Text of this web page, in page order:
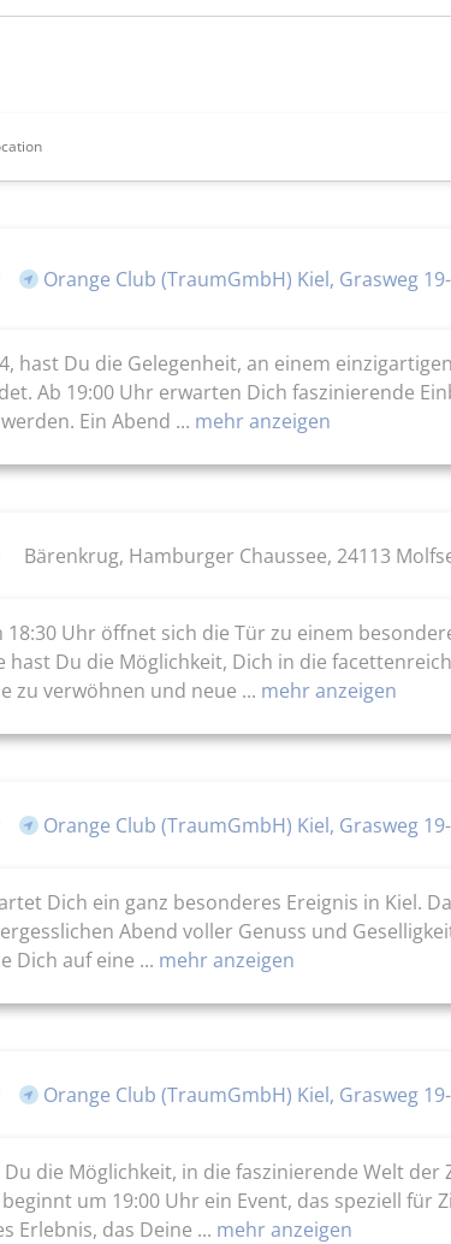
Orange Club (TraumGmbH) Kiel, Grasweg
hast Du die Gelegenheit, an einem
Ab 19:00 Uhr erwarten Dich faszinierende
Ein Abend ... mehr anzeigen
Bärenkrug, Hamburger Chaussee, 24113
Uhr öffnet sich die Tür zu einem
Du die Möglichkeit, Dich in die
zu verwöhnen und neue ... mehr anzeigen
Orange Club (TraumGmbH) Kiel, Grasweg
Dich ein ganz besonderes Ereignis in Kiel.
Abend voller Genuss und
Dich auf eine ... mehr anzeigen
Orange Club (TraumGmbH) Kiel, Grasweg
die Möglichkeit, in die faszinierende Welt der
um 19:00 Uhr ein Event, das speziell für
Erlebnis, das Deine ... mehr anzeigen